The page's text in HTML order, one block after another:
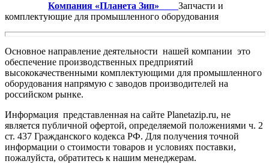
Компания «Планета Зип» Запчасти и
комплектующие для промышленного оборудования
Основное направление деятельности нашей компании это
обеспечение производственных предприятий
высококачественными комплектующими для промышленного
оборудования напрямую с заводов производителей на
российском рынке.
Информация представленная на сайте Planetazip.ru, не
является публичной офертой, определяемой положениями ч. 2
ст. 437 Гражданского кодекса РФ. Для получения точной
информации о стоимости товаров и условиях поставки,
пожалуйста, обратитесь к нашим менеджерам.